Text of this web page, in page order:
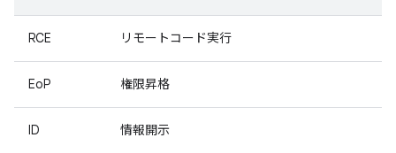
RCE リモートコード実行
EoP 権限昇格
ID 情報開示